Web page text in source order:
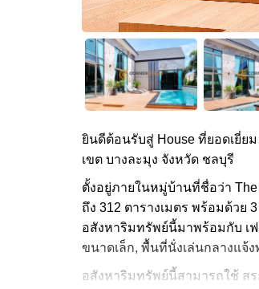
ยินดีต้อนรับสู่ House ที่ยอดเยี่ย
เขต บางละมุง จังหวัด ชลบุรี
ตั้งอยู่ภายในหมู่บ้านที่ชื่อว่า The
ถึง 312 ตารางเมตร พร้อมด้วย
อสังหาริมทรัพย์นี้มาพร้อมกับ เ
ขนาดเล็ก, พื้นที่นั่งเล่นกลางแจ้
อสังหาริมทรัพย์นี้สามารถใช้ ส